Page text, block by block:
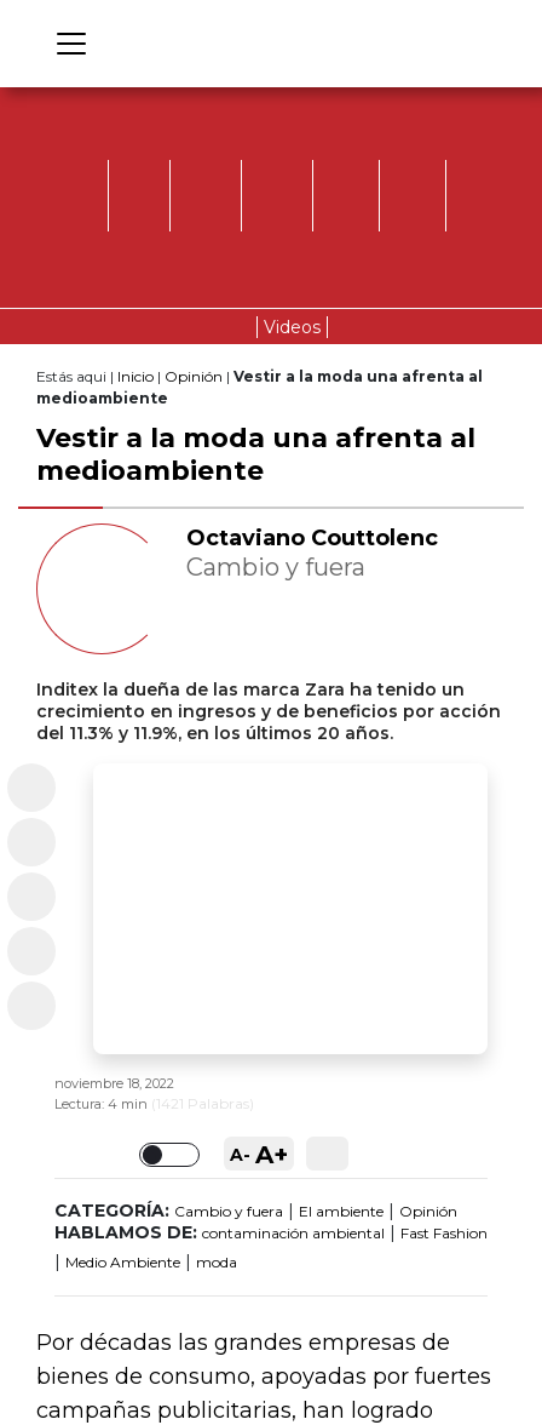
Videos
Estás aqui | Inicio | Opinión | Vestir a la moda una afrenta al
medioambiente
Vestir a la moda una afrenta al
medioambiente
Octaviano Couttolenc
Cambio y fuera
Inditex la dueña de las marca Zara ha tenido un
crecimiento en ingresos y de beneficios por acción
del 11.3% y 11.9%, en los últimos 20 años.
noviembre 18, 2022
Lectura: 4 min ( 1421 Palabras)
Toggle
A- A+
CATEGORÍA: Cambio y fuera | El ambiente | Opinión
HABLAMOS DE: contaminación ambiental | Fast Fashion
| Medio Ambiente | moda
Por décadas las grandes empresas de
bienes de consumo, apoyadas por fuertes
campañas publicitarias, han logrado